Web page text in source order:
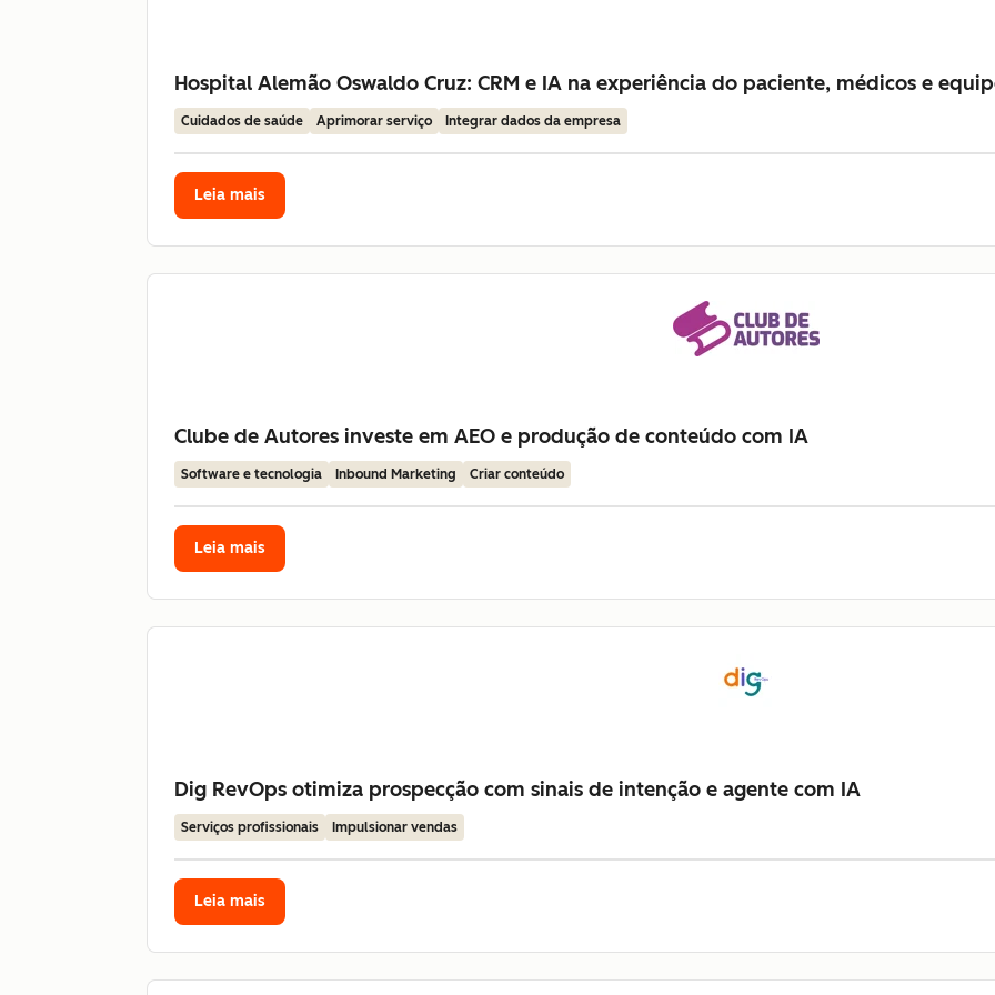
Hospital Alemão Oswaldo Cruz: CRM e IA na experiência do paciente, médicos e
Cuidados de saúde Aprimorar serviço Integrar dados da empresa
Leia mais
Clube de Autores investe em AEO e produção de conteúdo com IA
Software e tecnologia Inbound Marketing Criar conteúdo
Leia mais
Dig RevOps otimiza prospecção com sinais de intenção e agente com IA
Serviços profissionais Impulsionar vendas
Leia mais